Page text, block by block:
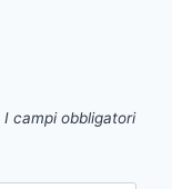
I campi obbligatori